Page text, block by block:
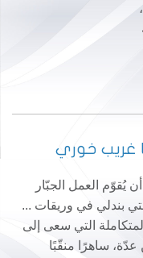
غريب خوري
يُقوّم العمل الجبّار
بندلي في وريقات ...
التي سعى إلى
عدّة، ساهرًا منقّبًا